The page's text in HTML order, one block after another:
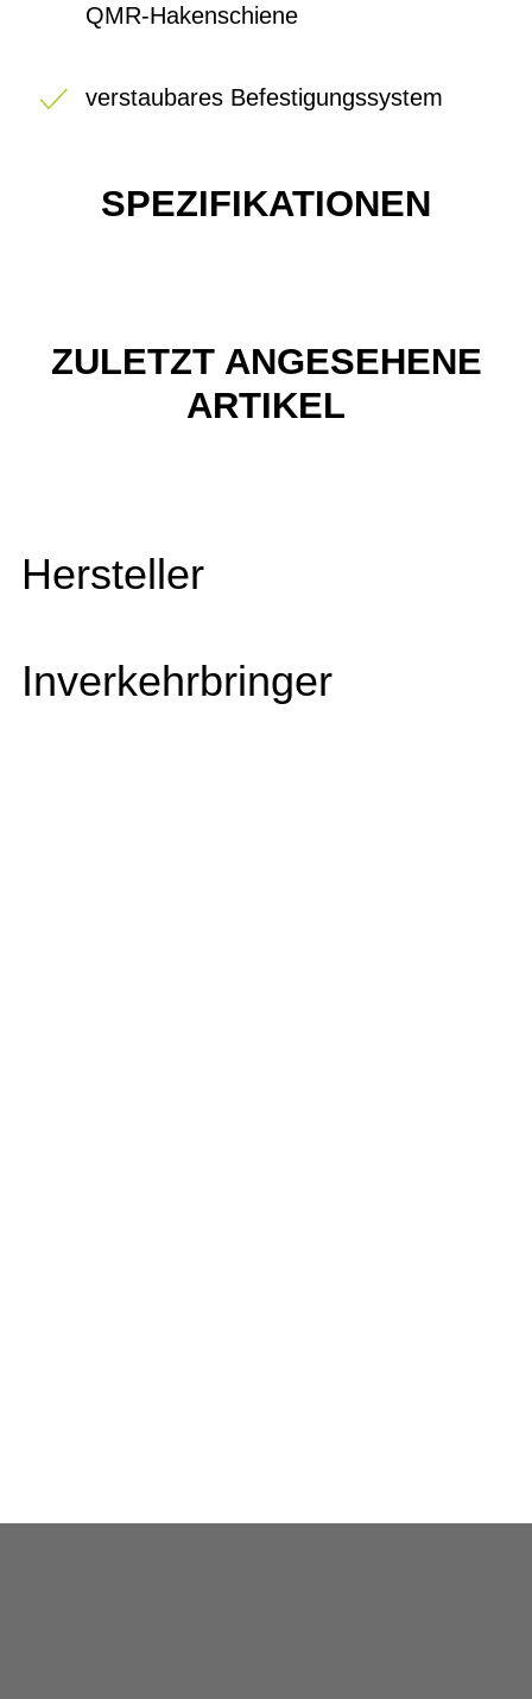
QMR-Hakenschiene
verstaubares Befestigungssystem
SPEZIFIKATIONEN
ZULETZT ANGESEHENE
ARTIKEL
Hersteller
Inverkehrbringer